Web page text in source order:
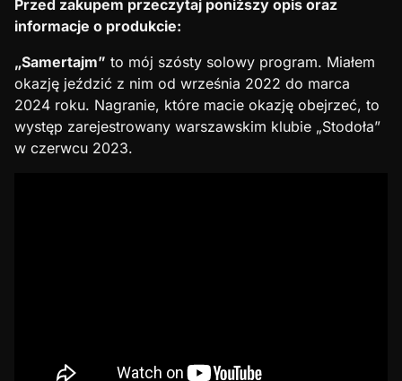
Przed zakupem przeczytaj poniższy opis oraz
informacje o produkcie:
„Samertajm” to mój szósty solowy program. Miałem
okazję jeździć z nim od września 2022 do marca
2024 roku. Nagranie, które macie okazję obejrzeć, to
występ zarejestrowany warszawskim klubie „Stodoła”
w czerwcu 2023.